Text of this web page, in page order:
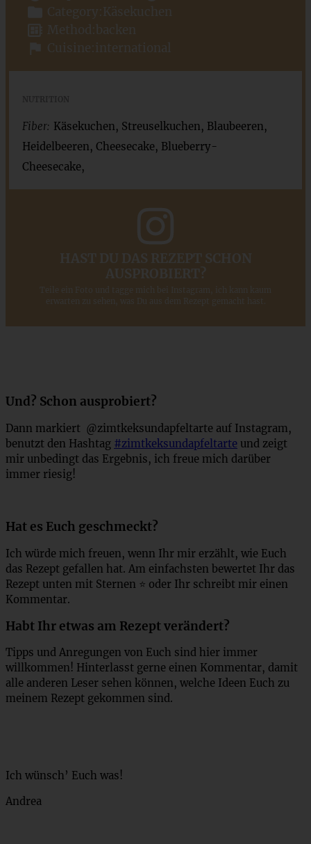
Category: Käsekuchen
Method:
backen
Cuisine:
international
Fiber: Käsekuchen, Streuselkuchen, Blaubeeren,
Heidelbeeren, Cheesecake, Blueberry-
Cheesecake,
HAST DU DAS REZEPT SCHON
AUSPROBIERT?
Teile ein Foto und tagge mich bei Instagram, ich kann kaum
erwarten zu sehen, was Du aus dem Rezept gemacht hast.
Und? Schon ausprobiert?
Dann markiert @zimtkeksundapfeltarte auf Instagram,
benutzt den Hashtag #zimtkeksundapfeltarte und zeigt
mir unbedingt das Ergebnis, ich freue mich darüber
immer riesig!
Hat es Euch geschmeckt?
Ich würde mich freuen, wenn Ihr mir erzählt, wie Euch
das Rezept gefallen hat. Am einfachsten bewertet Ihr das
Rezept unten mit Sternen ⭐ oder Ihr schreibt mir einen
Kommentar.
Habt Ihr etwas am Rezept verändert?
Tipps und Anregungen von Euch sind hier immer
willkommen! Hinterlasst gerne einen Kommentar, damit
alle anderen Leser sehen können, welche Ideen Euch zu
meinem Rezept gekommen sind.
Ich wünsch’ Euch was!
Andrea